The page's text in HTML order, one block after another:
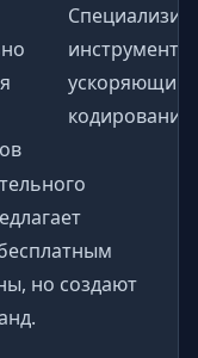
инструмент,
ускоряющий
кодирование
но создают